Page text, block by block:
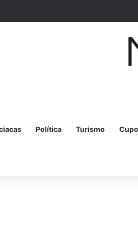
en Cancún
Política Turismo